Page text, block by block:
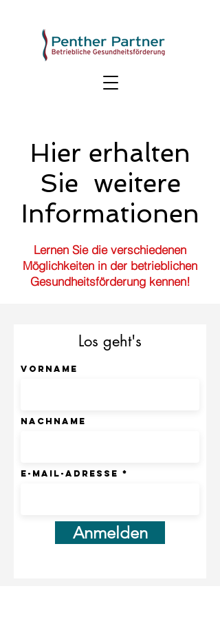
Hier erhalten
Sie weitere
Informationen
Lernen Sie die verschiedenen
Möglichkeiten in der betrieblichen
Gesundheitsförderung kennen!
Los geht's
Vorname
Nachname
E-Mail-Adresse
Anmelden